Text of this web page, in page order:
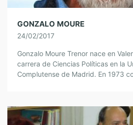
GONZALO MOURE
24/02/2017
Gonzalo Moure Trenor nace en
carrera de Ciencias Políticas en la
Complutense de Madrid. En 1973